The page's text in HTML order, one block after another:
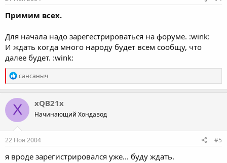
Примим всех.
Для начала надо зарегестрироваться на форуме. :wink:
И ждать когда много народу будет всем сообщу, что
далее будет. :wink:
R
e
a
c
t
i
o
n
s
сансаныч
X xQB21x
Начинающий Хондавод
22 Ноя 2004 #5
я вроде зарегистрировался уже... буду ждать.